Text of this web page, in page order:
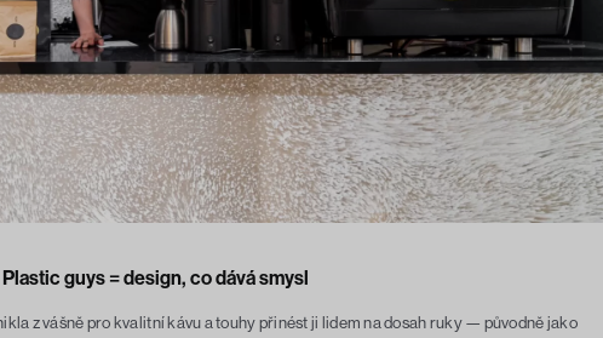
Plastic guys = design, co dává smysl
z vášně pro kvalitní kávu a touhy přinést ji lidem na dosah ruky — původně jako